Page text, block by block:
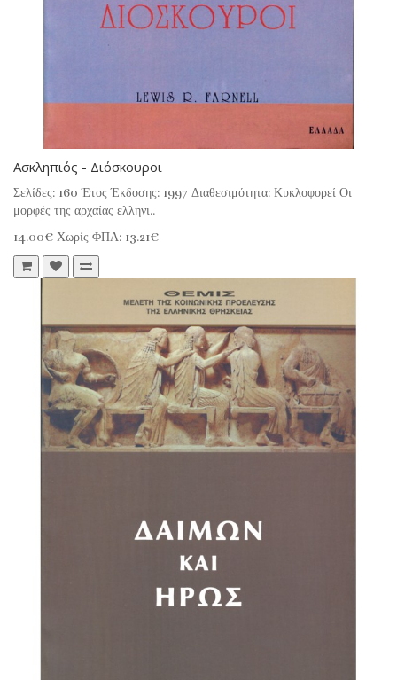
Ασκληπιός - Διόσκουροι
Σελίδες: 160 Έτος Έκδοσης: 1997 Διαθεσιμότητα: Κυκλοφορεί Οι
μορφές της αρχαίας ελληνι..
14.00€ Χωρίς ΦΠΑ: 13.21€